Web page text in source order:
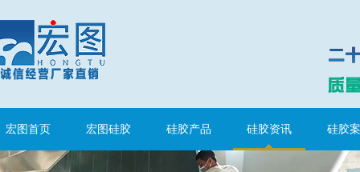
宏图首页 宏图硅胶 硅胶产品 硅胶资讯 硅胶